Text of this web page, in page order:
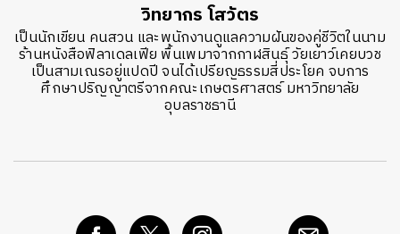
วิทยากร โสวัตร
เป็นนักเขียน คนสวน และพนักงานดูแลความฝันของคู่ชีวิตในนาม
ร้านหนังสือฟิลาเดลเฟีย พื้นเพมาจากกาฬสินธ์ุ วัยเยาว์เคยบวช
เป็นสามเณรอยู่แปดปี จนได้เปรียญธรรมสี่ประโยค จบการ
ศึกษาปริญญาตรีจากคณะเกษตรศาสตร์ มหาวิทยาลัย
อุบลราชธานี